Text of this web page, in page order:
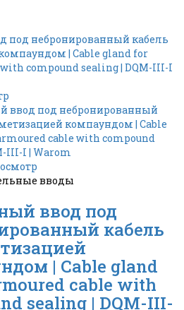
вводы
ввод под
кабель
| Cable gland
cable with
sealing | DQM-III-